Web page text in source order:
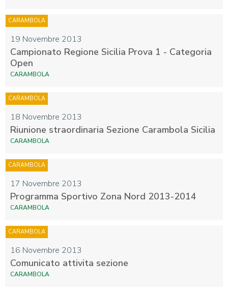
19 Novembre 2013
CARAMBOLA
Campionato Regione Sicilia Prova 1 - Categoria
Open
CARAMBOLA
18 Novembre 2013
CARAMBOLA
Riunione straordinaria Sezione Carambola Sicilia
CARAMBOLA
17 Novembre 2013
CARAMBOLA
Programma Sportivo Zona Nord 2013-2014
CARAMBOLA
16 Novembre 2013
CARAMBOLA
Comunicato attivita sezione
CARAMBOLA